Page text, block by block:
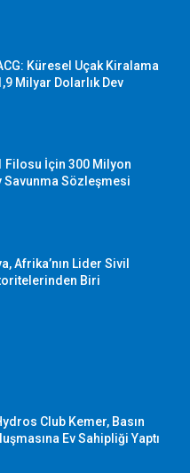
Küresel Uçak Kiralama
Milyar Dolarlık Dev
Filosu İçin 300 Milyon
Savunma Sözleşmesi
Afrika’nın Lider Sivil
Biri
Club Kemer, Basın
Ev Sahipliği Yaptı